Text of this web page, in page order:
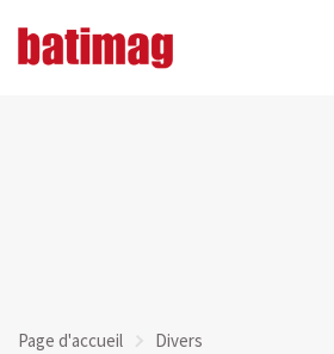
Page d'accueil
Divers